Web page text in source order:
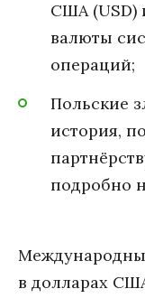
США (USD)
валюты
операций;
Польские
история,
подробно
в долларах